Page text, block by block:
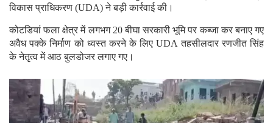
विकास प्राधिकरण (UDA) ने बड़ी कार्रवाई की।
कोटडियां फला क्षेत्र में लगभग 20 बीघा सरकारी भूमि पर कब्जा कर बनाए गए
अवैध पक्के निर्माण को ध्वस्त करने के लिए UDA तहसीलदार रणजीत सिंह
के नेतृत्व में आठ बुलडोजर लगाए गए।